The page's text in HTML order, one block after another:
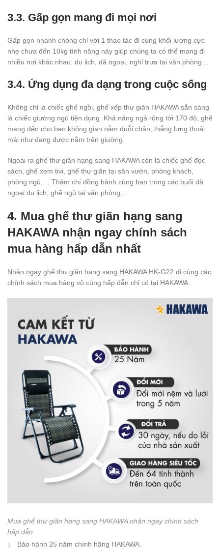
3.3. Gấp gọn mang đi mọi nơi
Gấp gọn nhanh chóng chỉ với 1 thao tác đi cùng khối lượng cực
nhẹ chưa đến 10kg tính năng này giúp chúng ta có thể mang đi
nhiều nơi khác nhau: du lịch, dã ngoại, nghỉ trưa tại văn phòng…
3.4. Ứng dụng đa dạng trong cuộc sống
Không chỉ là chiếc ghế ngồi, ghế xếp thư giãn HAKAWA sẵn sàng
là chiếc giường ngủ tiện dụng. Khả năng ngả rộng tới 170 độ, ghế
mang đến cho bạn không gian nằm duỗi chân, thẳng lưng thoải
mái như đang được nằm trên giường.
Ngoài ra ghế thư giãn hạng sang HAKAWA còn là chiếc ghế đọc
sách, ghế xem tivi, ghế thư giãn tại sân vườn, phòng khách,
phòng ngủ,… Thậm chí đồng hành cùng bạn trong các buổi dã
ngoại du lịch, ghế ngủ tại văn phòng,…
4. Mua ghế thư giãn hạng sang
HAKAWA nhận ngay chính sách
mua hàng hấp dẫn nhất
Nhận ngay ghế thư giãn hạng sang HAKAWA HK-G22 đi cùng các
chính sách mua hàng vô cùng hấp dẫn chỉ có tại HAKAWA:
Mua ghế thư giãn hạng sang HAKAWA nhận ngay chính sách
hấp dẫn
Bảo hành 25 năm chính hãng HAKAWA.